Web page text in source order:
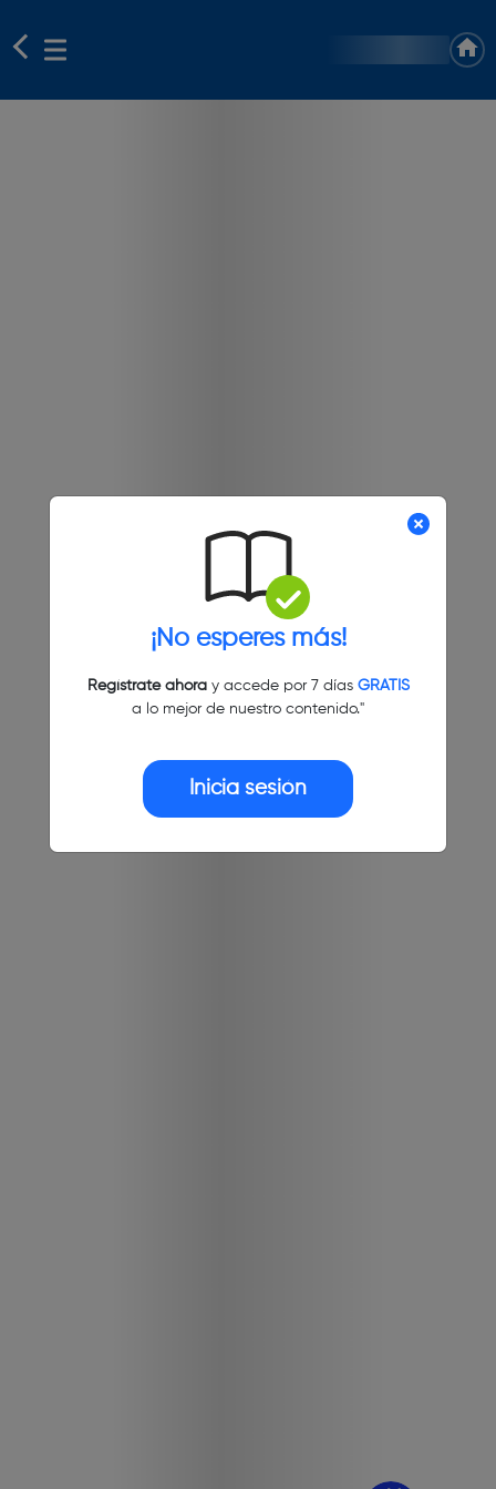
¡No esperes más!
Regístrate ahoray accede por 7 días GRATIS
a lo mejor de nuestro contenido."
Inicia sesión